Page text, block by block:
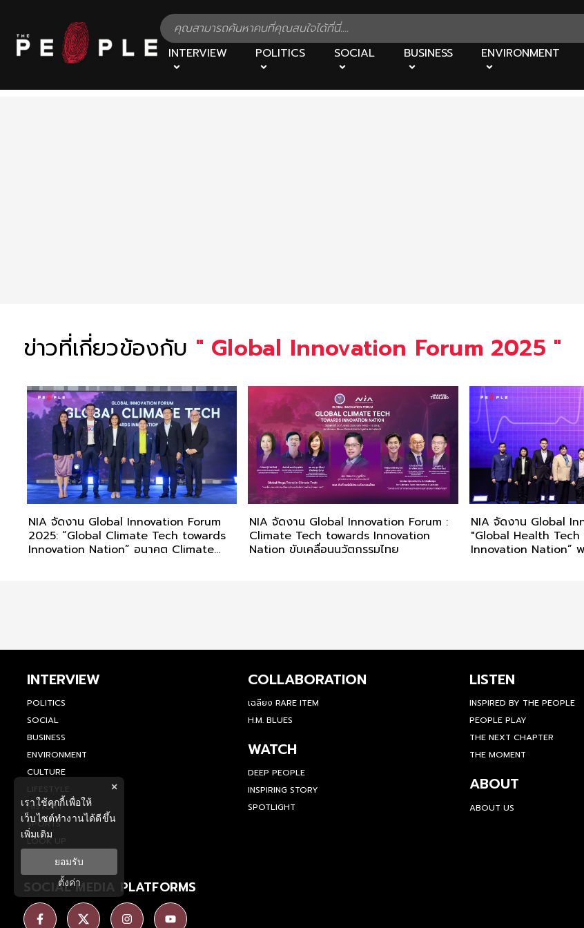
INTERVIEW POLITICS SOCIAL BUSINESS ENVIRONMENT
ข่าวที่เกี่ยวข้องกับ " Global Innovation Forum 2025 "
NIA จัดงาน Global Innovation Forum
2025: “Global Climate Tech towards
Innovation Nation” อนาคต Climate
NIA จัดงาน Global Innovation Forum :
Climate Tech towards Innovation
Nation ขับเคลื่อนนวัตกรรมไทย
NIA จัดงาน Global
"Global Health
Innovation Nation”
INTERVIEW
POLITICS
SOCIAL
BUSINESS
ENVIRONMENT
CULTURE
LIFESTYLE
HISTORY
SPORTS
LOOK UP
COLLABORATION
เฉลียง RARE ITEM
H.M. BLUES
WATCH
DEEP PEOPLE
INSPIRING STORY
SPOTLIGHT
LISTEN
INSPIRED BY THE PEOPLE
PEOPLE PLAY
THE NEXT CHAPTER
THE MOMENT
ABOUT
ABOUT US
SOCIAL MEDIA PLATFORMS
×
เราใช้คุกกี้เพื่อให้
เว็บไซต์ทำงานได้ดีขึ้น
เพิ่มเติม
ยอมรับ
ตั้งค่า